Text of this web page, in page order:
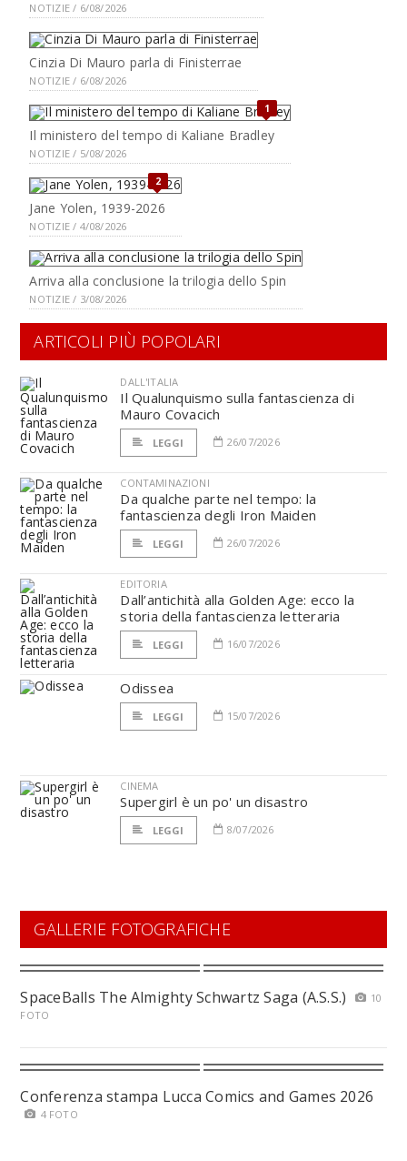
NOTIZIE / 6/08/2026
Cinzia Di Mauro parla di Finisterrae
NOTIZIE / 6/08/2026
1
Il ministero del tempo di Kaliane Bradley
NOTIZIE / 5/08/2026
2
Jane Yolen, 1939-2026
NOTIZIE / 4/08/2026
Arriva alla conclusione la trilogia dello Spin
NOTIZIE / 3/08/2026
ARTICOLI PIÙ POPOLARI
DALL'ITALIA
Il Qualunquismo sulla fantascienza di
Mauro Covacich
LEGGI 26/07/2026
CONTAMINAZIONI
Da qualche parte nel tempo: la
fantascienza degli Iron Maiden
LEGGI 26/07/2026
EDITORIA
Dall’antichità alla Golden Age: ecco la
storia della fantascienza letteraria
LEGGI 16/07/2026
Odissea
LEGGI 15/07/2026
CINEMA
Supergirl è un po' un disastro
LEGGI 8/07/2026
GALLERIE FOTOGRAFICHE
SpaceBalls The Almighty Schwartz Saga (A.S.S.)
10
FOTO
Conferenza stampa Lucca Comics and Games 2026
4 FOTO